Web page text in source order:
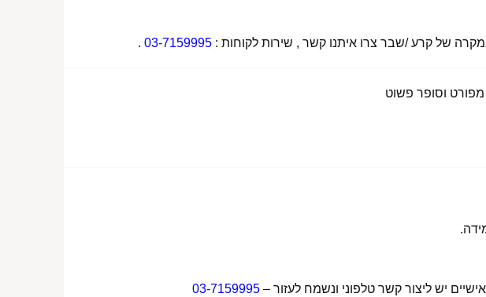
של קרע /שבר צרו איתנו קשר , שירות לקוחות : 03-7159995
.
וסופר פשוט
יש ליצור קשר טלפוני ונשמח לעזור – 03-7159995